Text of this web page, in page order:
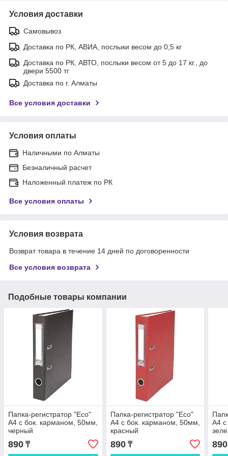
Условия доставки
Самовывоз
Доставка по РК, АВИА, послыки весом до 0,5 кг
Доставка по РК, АВТО, послыки весом от 5 до 17 кг., до
двери 5500 тг
Доставка по г. Алматы
Все условия доставки
Условия оплаты
Наличными по Алматы
Безналичный расчет
Наложенный платеж по РК
Все условия оплаты
Условия возврата
Возврат товара в течение 14 дней по договоренности
Все условия возврата
Подобные товары компании
Папка-регистратор "Eco"
А4 с бок. карманом, 50мм,
черный
890 ₸
Папка-регистратор "Есо"
А4 с бок. карманом, 50мм,
красный
890₸
А4
890